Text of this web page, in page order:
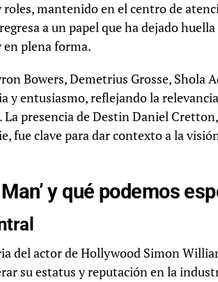
mantenido en el centro de
a un papel que ha dejado
en plena forma.
Bowers, Demetrius Grosse, Shola
y entusiasmo, reflejando la
presencia de Destin Daniel
fue clave para dar contexto a la
y qué podemos
del actor de Hollywood Simon
su estatus y reputación en la